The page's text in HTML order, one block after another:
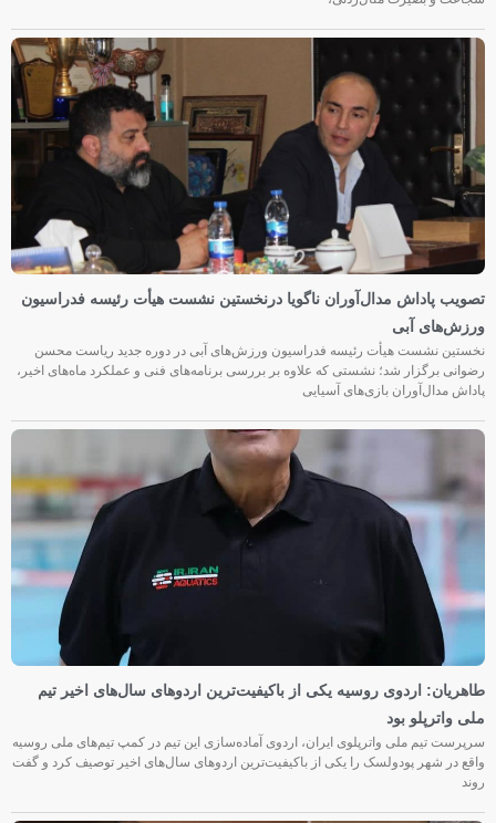
تصویب پاداش مدال‌آوران ناگویا درنخستین نشست هیأت رئیسه فدراسیون
ورزش‌های آبی
نخستین نشست هیأت رئیسه فدراسیون ورزش‌های آبی در دوره جدید ریاست محسن
رضوانی برگزار شد؛ نشستی که علاوه بر بررسی برنامه‌های فنی و عملکرد ماه‌های اخیر،
پاداش مدال‌آوران بازی‌های آسیایی
طاهریان: اردوی روسیه یکی از باکیفیت‌ترین اردوهای سال‌های اخیر تیم
ملی واترپلو بود
سرپرست تیم ملی واترپلوی ایران، اردوی آماده‌سازی این تیم در کمپ تیم‌های ملی روسیه
واقع در شهر پودولسک را یکی از باکیفیت‌ترین اردوهای سال‌های اخیر توصیف کرد و گفت
روند